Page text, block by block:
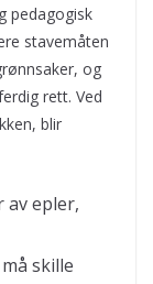
pedagogisk
stavemåten
og
rett. Ved
blir
av epler,
skille